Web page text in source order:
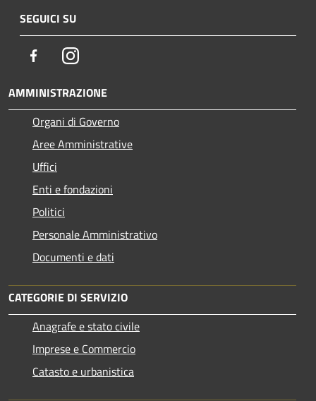
SEGUICI SU
FacebookInstagram
AMMINISTRAZIONE
Organi di Governo
Aree Amministrative
Uffici
Enti e fondazioni
Politici
Personale Amministrativo
Documenti e dati
CATEGORIE DI SERVIZIO
Anagrafe e stato civile
Imprese e Commercio
Catasto e urbanistica